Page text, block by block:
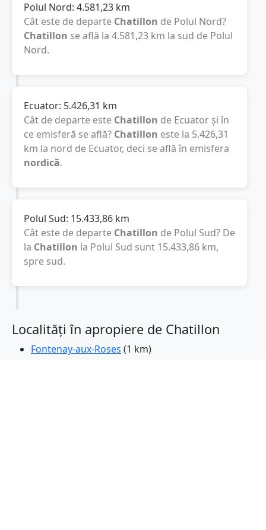
Polul Nord: 4.581,23 km
Cât este de departe Chatillon de Polul Nord?
Chatillon se află la 4.581,23 km la sud de Polul
Nord.
Ecuator: 5.426,31 km
Cât de departe este Chatillon de Ecuator și în
ce emisferă se află? Chatillon este la 5.426,31
km la nord de Ecuator, deci se află în emisfera
nordică.
Polul Sud: 15.433,86 km
Cât este de departe Chatillon de Polul Sud? De
la Chatillon la Polul Sud sunt 15.433,86 km,
spre sud.
Localități în apropiere de Chatillon
Fontenay-aux-Roses (1 km)